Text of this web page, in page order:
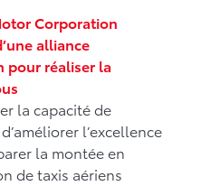
Corporation
alliance
pour réaliser la
la capacité de
l’excellence
la montée en
de taxis aériens